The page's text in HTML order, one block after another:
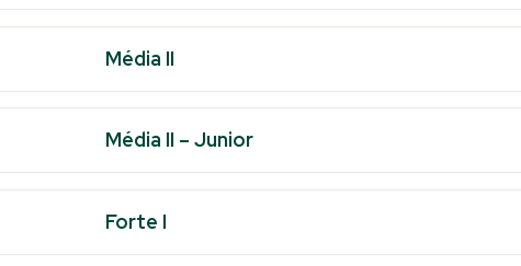
Média II
Média II – Junior
Forte I